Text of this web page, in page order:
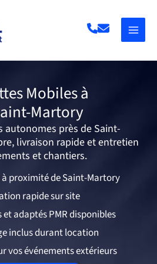
Mobiles à
Martory
autonomes près de Saint-
livraison rapide et entretien
et chantiers.
proximité de Saint-Martory
rapide sur site
adaptés PMR disponibles
inclus durant location
vos événements extérieurs